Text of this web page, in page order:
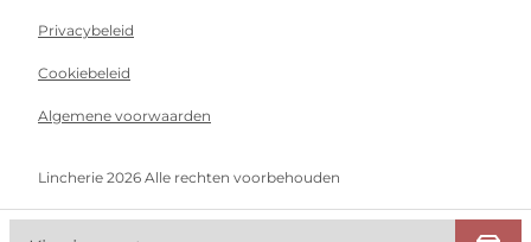
Privacybeleid
Cookiebeleid
Algemene voorwaarden
Lincherie 2026 Alle rechten voorbehouden